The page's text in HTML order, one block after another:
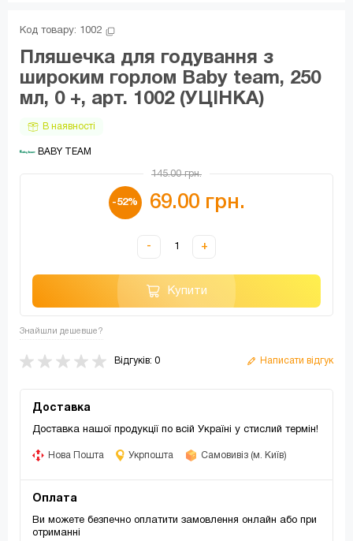
Код товару: 1002
Пляшечка для годування з
широким горлом Baby team, 250
мл, 0 +, арт. 1002 (УЦІНКА)
В наявності
BABY TEAM
-52%
145.00 грн.
69.00 грн.
- +
Купити
Знайшли дешевше?
Відгуків: 0 Написати відгук
Доставка
Доставка нашої продукції по всій Україні у стислий термін!
Нова Пошта Укрпошта Самовивіз (м. Київ)
Оплата
Ви можете безпечно оплатити замовлення онлайн або при
отриманні